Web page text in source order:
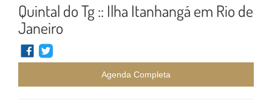
Quintal do Tg :: Ilha Itanhangá em Rio de
Janeiro
Agenda Completa